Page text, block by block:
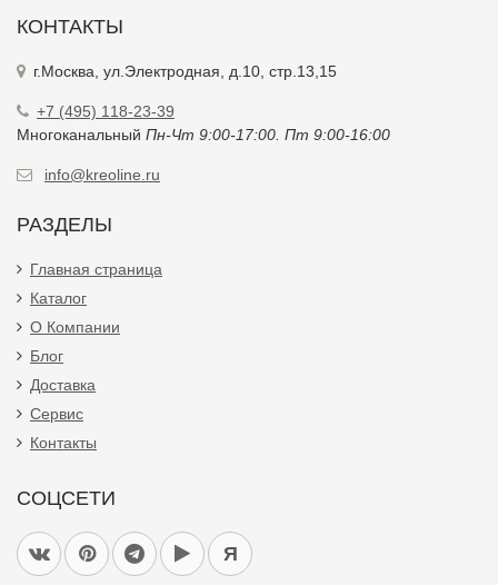
КОНТАКТЫ
г.Москва, ул.Электродная, д.10, стр.13,15
+7 (495) 118-23-39
Многоканальный Пн-Чт 9:00-17:00. Пт 9:00-16:00
info@kreoline.ru
РАЗДЕЛЫ
Главная страница
Каталог
О Компании
Блог
Доставка
Сервис
Контакты
СОЦСЕТИ
Я